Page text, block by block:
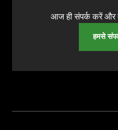
आज ही संपर्क करें और
हमसे